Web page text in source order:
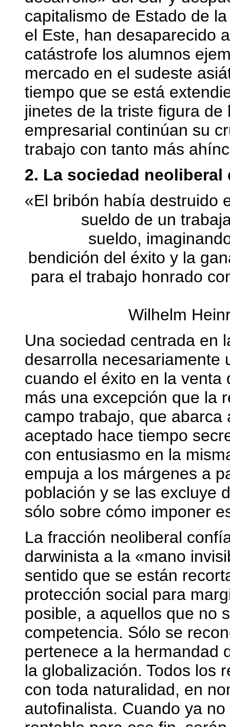
capitalismo de Estado de
el Este, han desaparecido
catástrofe los alumnos
mercado en el sudeste
tiempo que se está
jinetes de la triste figura
empresarial continúan su
trabajo con tanto más
2. La sociedad neoliberal
«El bribón había destruido
sueldo de un
sueldo,
bendición del éxito y la
para el trabajo honrado
Wilhelm
Una sociedad centrada en
desarrolla necesariamente
cuando el éxito en la
más una excepción que la
campo trabajo, que
aceptado hace tiempo
con entusiasmo en la
empuja a los márgenes a
población y se las excluye
sólo sobre cómo imponer
La fracción neoliberal
darwinista a la «mano
sentido que se están
protección social para
posible, a aquellos que no
competencia. Sólo se
pertenece a la hermandad
la globalización. Todos los
con toda naturalidad, en
autofinalista. Cuando ya